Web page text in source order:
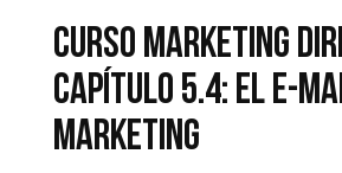
CURSO MARKETING
CAPÍTULO 5.4: EL E-
MARKETING